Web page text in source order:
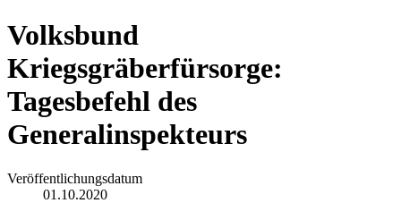
Volksbund
Kriegsgräberfürsorge:
Tagesbefehl des
Generalinspekteurs
Veröffentlichungsdatum
01.10.2020